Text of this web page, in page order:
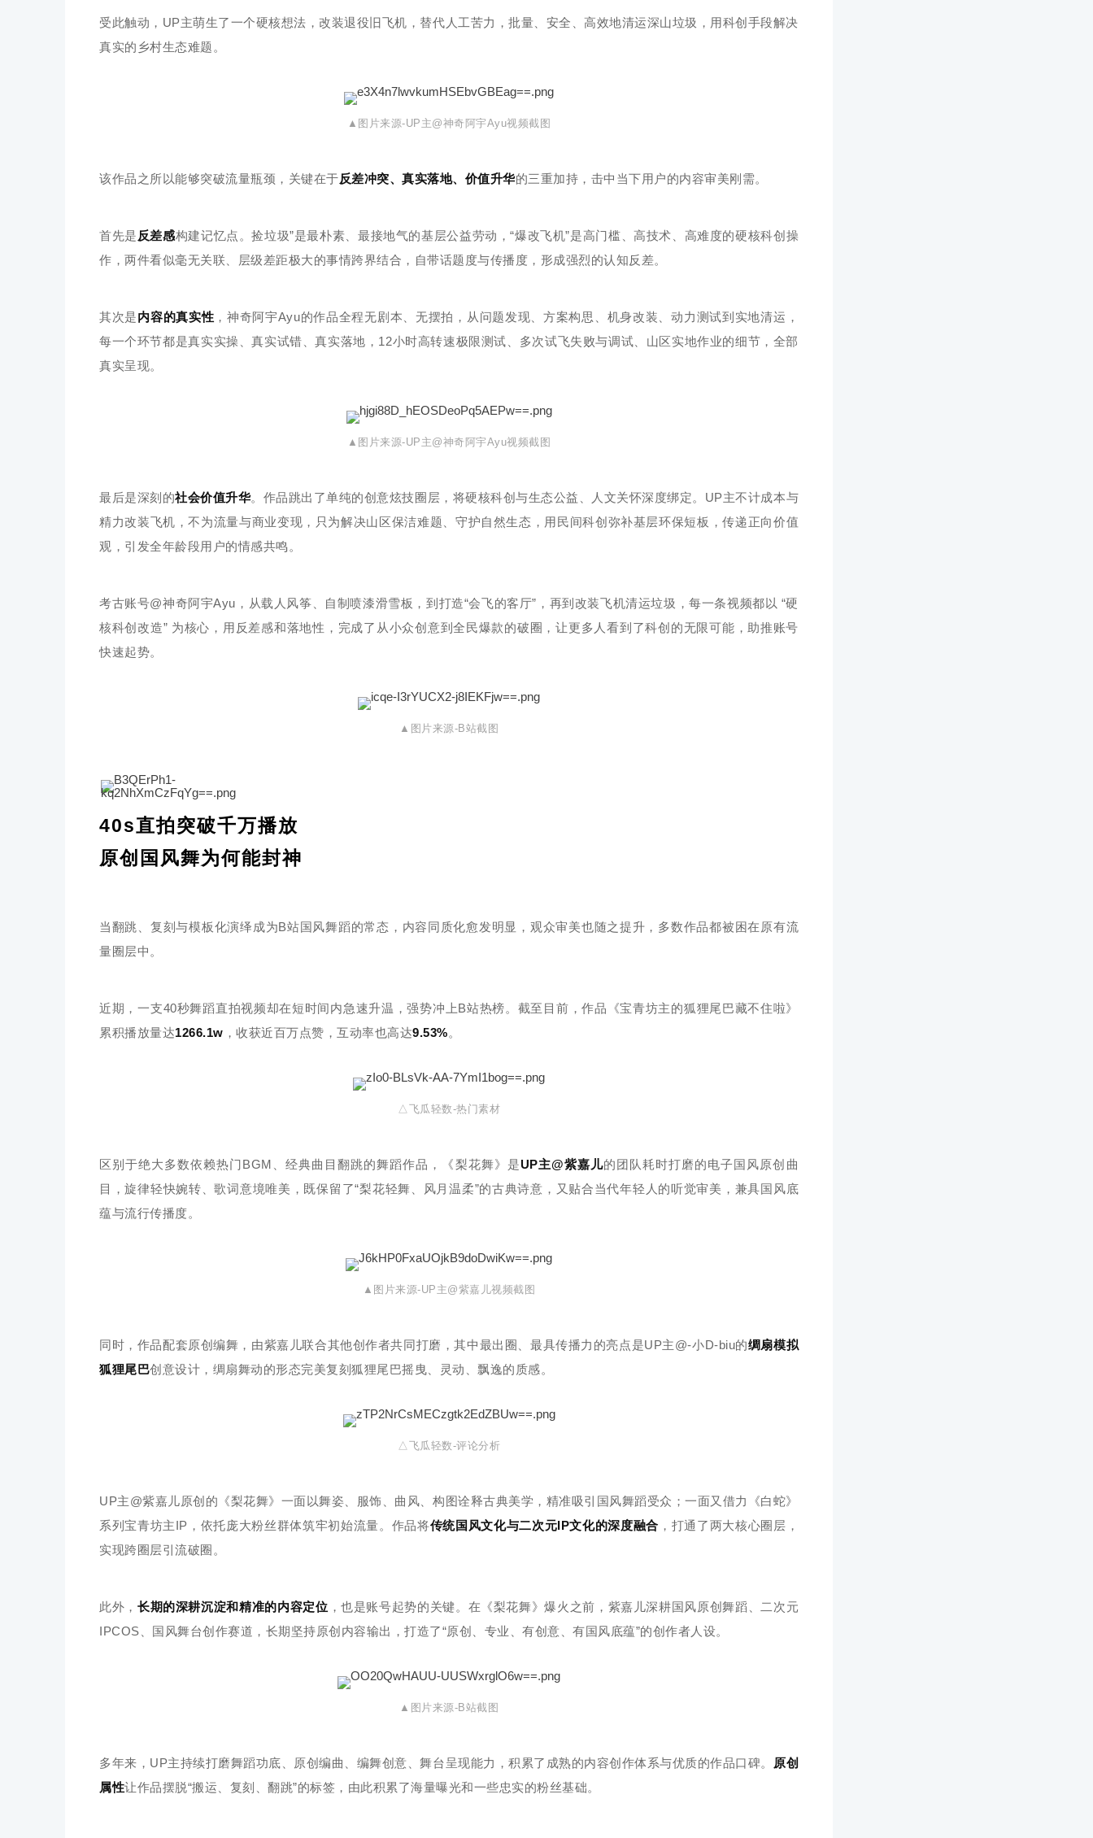
受此触动，UP主萌生了一个硬核想法，改装退役旧飞机，替代人工苦力，批量、安全、高效地清运深山垃圾，用科创手段解决
真实的乡村生态难题。
▲图片来源-UP主@神奇阿宇Ayu视频截图
该作品之所以能够突破流量瓶颈，关键在于反差冲突、真实落地、价值升华的三重加持，击中当下用户的内容审美刚需。
首先是 反差感构建记忆点。捡垃圾”是最朴素、最接地气的基层公益劳动，“爆改飞机”是高门槛、高技术、高难度的硬核科创操
作，两件看似毫无关联、层级差距极大的事情跨界结合，自带话题度与传播度，形成强烈的认知反差。
其次是内容的真实性 ，神奇阿宇Ayu的作品全程无剧本、无摆拍，从问题发现、方案构思、机身改装、动力测试到实地清运，
每一个环节都是真实实操、真实试错、真实落地，12小时高转速极限测试、多次试飞失败与调试、山区实地作业的细节，全部
真实呈现。
▲图片来源-UP主@神奇阿宇Ayu视频截图
最后是深刻的社会价值升华。作品跳出了单纯的创意炫技圈层，将硬核科创与生态公益、人文关怀深度绑定。UP主不计成本与
精力改装飞机，不为流量与商业变现，只为解决山区保洁难题、守护自然生态，用民间科创弥补基层环保短板，传递正向价值
观，引发全年龄段用户的情感共鸣。
考古账号@神奇阿宇Ayu，从载人风筝、自制喷漆滑雪板，到打造“会飞的客厅”，再到改装飞机清运垃圾，每一条视频都以 “硬
核科创改造” 为核心，用反差感和落地性，完成了从小众创意到全民爆款的破圈，让更多人看到了科创的无限可能，助推账号
快速起势。
▲图片来源-B站截图
40s直拍突破千万播放
原创国风舞为何能封神
当翻跳、复刻与模板化演绎成为B站国风舞蹈的常态，内容同质化愈发明显，观众审美也随之提升，多数作品都被困在原有流
量圈层中。
近期，一支40秒舞蹈直拍视频却在短时间内急速升温，强势冲上B站热榜。截至目前，作品《宝青坊主的狐狸尾巴藏不住啦》
累积播放量达1266.1w ，收获近百万点赞，互动率也高达9.53%。
△飞瓜轻数-热门素材
区别于绝大多数依赖热门BGM、经典曲目翻跳的舞蹈作品，《梨花舞》是UP主@紫嘉儿的团队耗时打磨的电子国风原创曲
目，旋律轻快婉转、歌词意境唯美，既保留了“梨花轻舞、风月温柔”的古典诗意，又贴合当代年轻人的听觉审美，兼具国风底
蕴与流行传播度。
▲图片来源-UP主@紫嘉儿视频截图
同时，作品配套原创编舞，由紫嘉儿联合其他创作者共同打磨，其中最出圈、最具传播力的亮点是UP主@-小D-biu的绸扇模拟
狐狸尾巴创意设计，绸扇舞动的形态完美复刻狐狸尾巴摇曳、灵动、飘逸的质感。
△飞瓜轻数-评论分析
UP主@紫嘉儿原创的《梨花舞》一面以舞姿、服饰、曲风、构图诠释古典美学，精准吸引国风舞蹈受众；一面又借力《白蛇》
系列宝青坊主IP，依托庞大粉丝群体筑牢初始流量。作品将传统国风文化与二次元IP文化的深度融合 ，打通了两大核心圈层，
实现跨圈层引流破圈。
此外， 长期的深耕沉淀和精准的内容定位 ，也是账号起势的关键。在《梨花舞》爆火之前，紫嘉儿深耕国风原创舞蹈、二次元
IPCOS、国风舞台创作赛道，长期坚持原创内容输出，打造了“原创、专业、有创意、有国风底蕴”的创作者人设。
▲图片来源-B站截图
多年来，UP主持续打磨舞蹈功底、原创编曲、编舞创意、舞台呈现能力，积累了成熟的内容创作体系与优质的作品口碑。
原创
属性让作品摆脱“搬运、复刻、翻跳”的标签，由此积累了海量曝光和一些忠实的粉丝基础。